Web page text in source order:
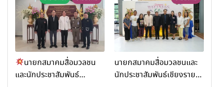
นายกสมาคมสื่อมวลชน
และนักประชาสัมพันธ์
นายกสมาคมสื่อมวลชนและ
นักประชาสัมพันธ์เชียงราย